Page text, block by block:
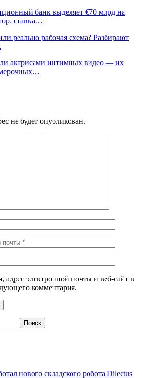
банк выделяет €70 млрд на
ставка…
реально рабочая схема? Разбирают
актрисами интимных видео — их
не будет опубликован.
адрес электронной почты и веб-сайт в
комментария.
нового складского робота Dilectus